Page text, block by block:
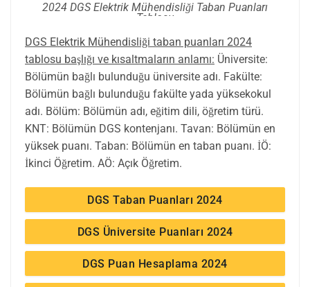
2024 DGS Elektrik Mühendisliği Taban Puanları
Tablosu
DGS Elektrik Mühendisliği taban puanları 2024
tablosu başlığı ve kısaltmaların anlamı: Üniversite:
Bölümün bağlı bulunduğu üniversite adı. Fakülte:
Bölümün bağlı bulunduğu fakülte yada yüksekokul
adı. Bölüm: Bölümün adı, eğitim dili, öğretim türü.
KNT: Bölümün DGS kontenjanı. Tavan: Bölümün en
yüksek puanı. Taban: Bölümün en taban puanı. İÖ:
İkinci Öğretim. AÖ: Açık Öğretim.
DGS Taban Puanları 2024
DGS Üniversite Puanları 2024
DGS Puan Hesaplama 2024